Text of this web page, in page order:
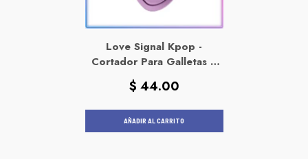
Love Signal Kpop -
Cortador Para Galletas Y
FondantPrecio
$ 44.00
AÑADIR AL CARRITO